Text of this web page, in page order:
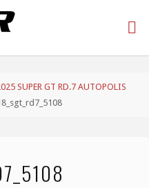
SUPER GT RD.7 AUTOPOLIS